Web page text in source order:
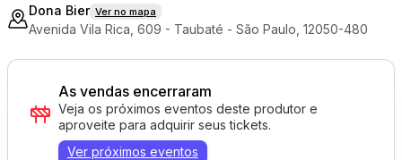
Dona Bier Ver no mapa
Avenida Vila Rica, 609 - Taubaté - São Paulo, 12050-480
As vendas encerraram
Veja os próximos eventos deste produtor e
aproveite para adquirir seus tickets.
Ver próximos eventos